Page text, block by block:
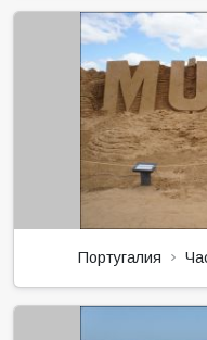
Португалия